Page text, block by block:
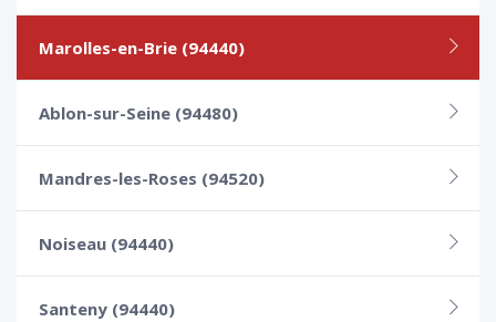
Marolles-en-Brie (94440)
Ablon-sur-Seine (94480)
Mandres-les-Roses (94520)
Noiseau (94440)
Santeny (94440)